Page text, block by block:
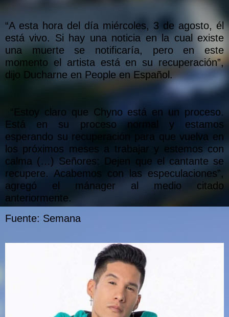
“A esta hora del día miércoles, 3 de agosto, él
está vivo. Si hay una noticia en la cual existe
una muerte se notificaría, pero en este
momento el artista está en su recuperación”,
dijo Ducharne en People en Español.
“Estoy claro que Chyno está en un proceso.
Está en su proceso normal y estamos
esperando su recuperación para que vuelva en
los próximos meses a trabajar y estemos con
calma (…) Señores: Dejen que el cantante se
recupere. Acabemos con las especulaciones”,
agregó el mánager al medio citado
anteriormente.
Fuente: Semana